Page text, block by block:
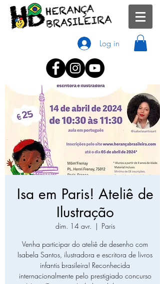
Log in
Isa em Paris! Ateliê de
Ilustração
dim. 14 avr.
  |
Paris
Venha participar do ateliê de desenho com
Isabela Santos, ilustradora e escritora de livros
infantis brasileira! Reconhecida
internacionalmente pelo prestigiado concurso